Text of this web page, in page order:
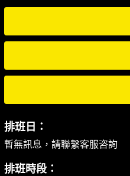
排班日：
暫無訊息，請聯繫客服咨詢
排班時段：